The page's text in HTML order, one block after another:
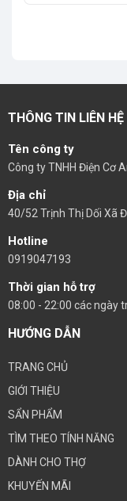
THÔNG TIN LIÊN HỆ
Tên công ty
Công ty TNHH Điện Cơ
Địa chỉ
40/52 Trịnh Thị Dối Xã
Hotline
0919047193
Thời gian hỗ trợ
08:00 - 22:00 các ngày
HƯỚNG DẪN
TRANG CHỦ
GIỚI THIỆU
SẨN PHẨM
TÌM THEO TÍNH NĂNG
DÀNH CHO THỢ
KHUYẾN MÃI